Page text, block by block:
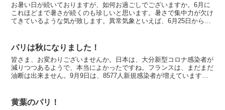
お暑い日が続いておりますが、如何お過ごしでございますか。6月に
これほどまで暑さが続くのも珍しいと思います。暑さで集中力が欠け
てきているような気が致します。異常気象といえば、6月25日から26
パリは秋になりました！
皆さま、お変わりございませんか。日本は、大分新型コロナ感染者が
減りつつあるようで、本当によかったですね。フランスは、まだまだ
油断は出来ません。9月9日は、8577人新規感染者が増えていますの
黄葉のパリ！